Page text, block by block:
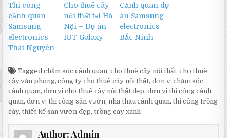
Thi công
cảnh quan
Samsung
electronics
Thái Nguyên
Cho thuê cây
nội thất tại Hà
Nội – Dự án
IOT Galaxy
Cảnh quan dự
án Samsung
electronics
Bắc Ninh
Taggedchăm sóc cảnh quan,cho thuê cây nội thất,cho thuê
cây văn phòng,công ty cho thuê cây nội thất,đơn vị chăm sóc
cảnh quan,đơn vị cho thuê cây nội thất đẹp,đơn vị thi công cảnh
quan,đơn vị thi công sân vườn,nha thau cảnh quan,thi công trồng
cây,thiết kế sân vườn đẹp,trồng cây xanh
Author:Admin